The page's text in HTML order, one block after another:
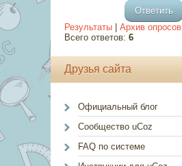
Результаты
Архив опросов
Всего ответов: 6
Друзья сайта
Официальный блог
Сообщество uCoz
FAQ по системе